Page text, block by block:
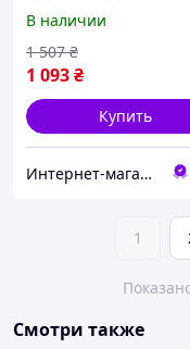
Chewing Gum, Bubble
Fresh Cotton Candy 45
штук
В наличии
1 093₴
1 507 ₴
Купить
Интернет-магазин "Beauty Mall"
1
Смотри также